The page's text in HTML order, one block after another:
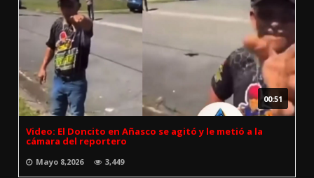
00:51
Video: El Doncito en Añasco se agitó y le metió a la
cámara del reportero
Mayo 8,2026 3,449